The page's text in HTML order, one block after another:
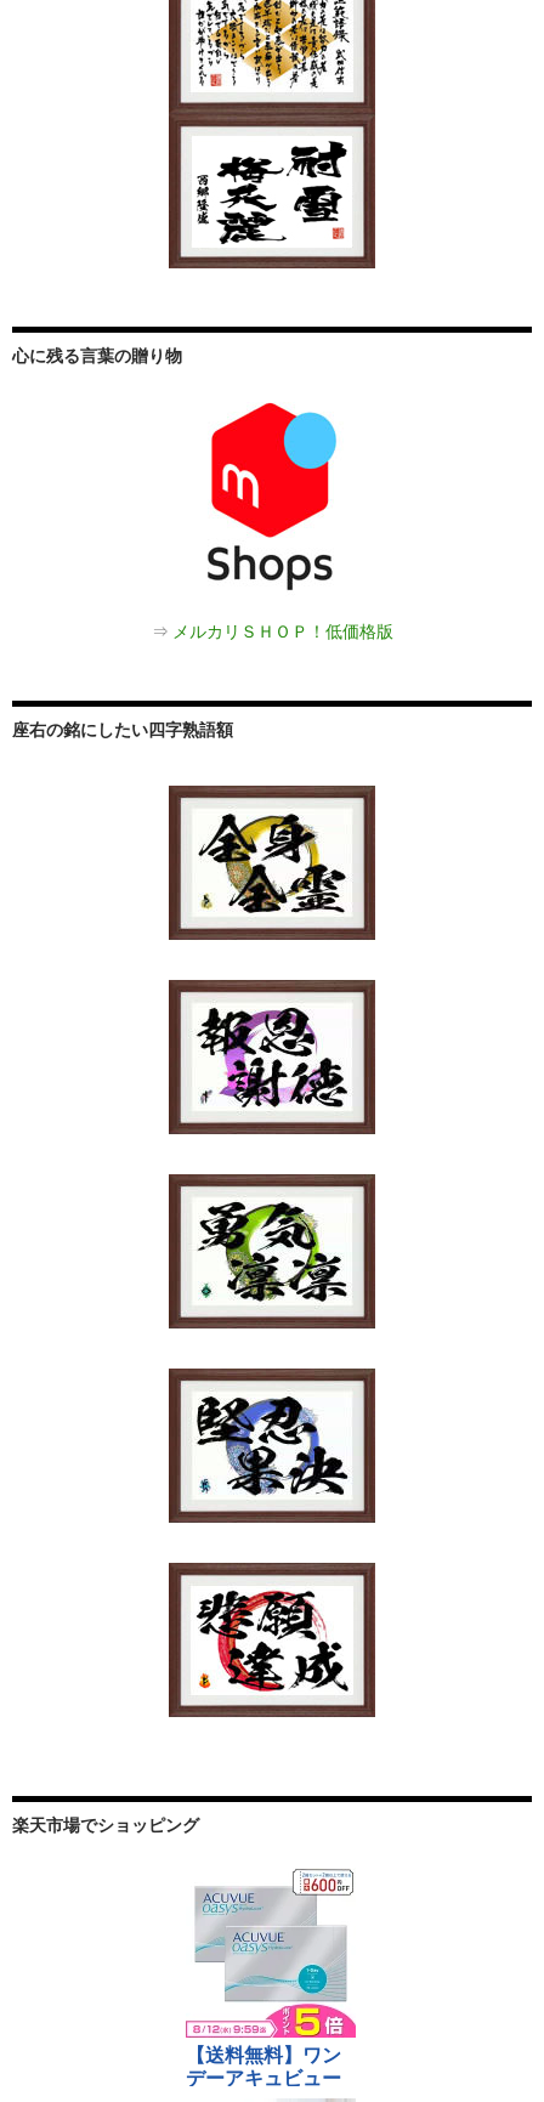
心に残る言葉の贈り物
⇒ メルカリＳＨＯＰ！低価格版
座右の銘にしたい四字熟語額
楽天市場でショッピング